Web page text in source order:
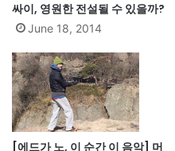
싸이, 영원한 전설될 수 있을까?
June 18, 2014
[에드가 노, 이 순간 이 음악] 머